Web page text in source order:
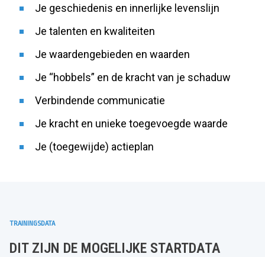
Je geschiedenis en innerlijke levenslijn
Je talenten en kwaliteiten
Je waardengebieden en waarden
Je “hobbels” en de kracht van je schaduw
Verbindende communicatie
Je kracht en unieke toegevoegde waarde
Je (toegewijde) actieplan
TRAININGSDATA
DIT ZIJN DE MOGELIJKE STARTDATA